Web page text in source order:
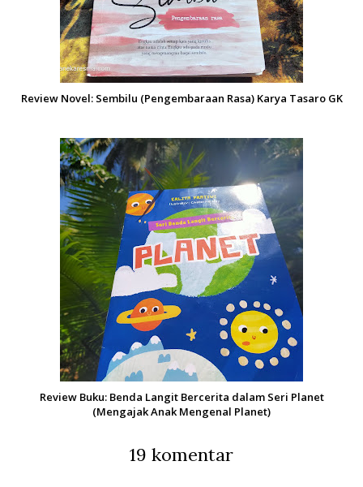
Review Novel: Sembilu (Pengembaraan Rasa) Karya Tasaro GK
Review Buku: Benda Langit Bercerita dalam Seri Planet
(Mengajak Anak Mengenal Planet)
19 komentar